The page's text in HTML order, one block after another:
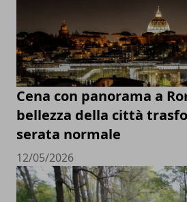
Cena con panorama a
bellezza della città
serata normale
12/05/2026